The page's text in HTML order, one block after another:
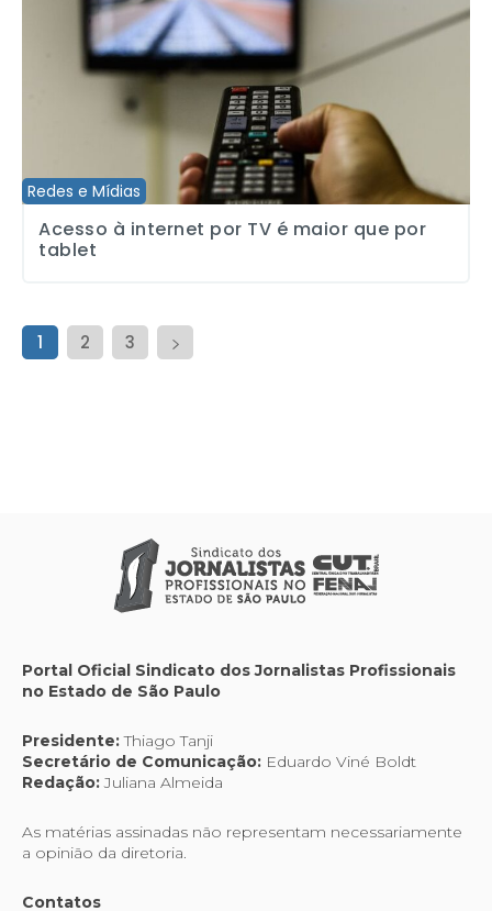
Redes e Mídias
Acesso à internet por TV é maior que por
tablet
1 2 3
Portal Oficial Sindicato dos Jornalistas Profissionais
no Estado de São Paulo
Presidente:Thiago Tanji
Secretário de Comunicação: Eduardo Viné Boldt
Redação:Juliana Almeida
As matérias assinadas não representam necessariamente
a opinião da diretoria.
Contatos